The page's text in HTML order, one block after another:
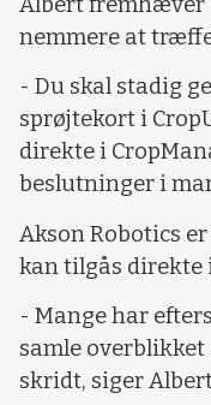
nemmere at
- Du skal stadig
sprøjtekort i
direkte i
beslutninger i
Akson Robotics
kan tilgås direkte
- Mange har
samle overblikket
skridt, siger